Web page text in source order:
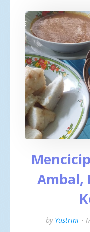
Ambal,
by Yustrini